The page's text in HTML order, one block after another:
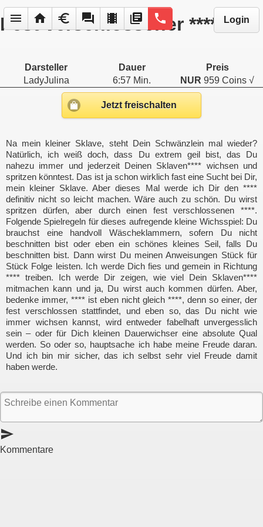
menu home euro forum local_movies library_books phone Login
Fest verschlossener ****
Darsteller Dauer
Preis
LadyJulina
6:57 Min. NUR 959 Coins √
Jetzt freischalten
Na mein kleiner Sklave, steht Dein Schwänzlein mal wieder?
Natürlich, ich weiß doch, dass Du extrem geil bist, das Du
nahezu immer und jederzeit Deinen Sklaven**** wichsen und
spritzen könntest. Das ist ja schon wirklich fast eine Sucht bei Dir,
mein kleiner Sklave. Aber dieses Mal werde ich Dir den ****
definitiv nicht so leicht machen. Wäre auch zu schön. Du wirst
spritzen dürfen, aber durch einen fest verschlossenen ****.
Folgende Spielregeln für dieses aufregende kleine Wichsspiel: Du
brauchst eine handvoll Wäscheklammern, sofern Du nicht
beschnitten bist oder eben ein schönes kleines Seil, falls Du
beschnitten bist. Dann wirst Du meinen Anweisungen Stück für
Stück Folge leisten. Ich werde Dich fies und gemein in Richtung
**** treiben. Ich werde Dir zeigen, wie viel Dein Sklaven****
mitmachen kann und ja, Du wirst auch kommen dürfen. Aber,
bedenke immer, **** ist eben nicht gleich ****, denn so einer, der
fest verschlossen stattfindet, und eben so, das Du nicht wie
immer wichsen kannst, wird entweder fabelhaft unvergesslich
sein – oder für Dich kleinen Dauerwichser eine absolute Qual
werden. So oder so, hauptsache ich habe meine Freude daran.
Und ich bin mir sicher, das ich selbst sehr viel Freude damit
haben werde.
send
Kommentare